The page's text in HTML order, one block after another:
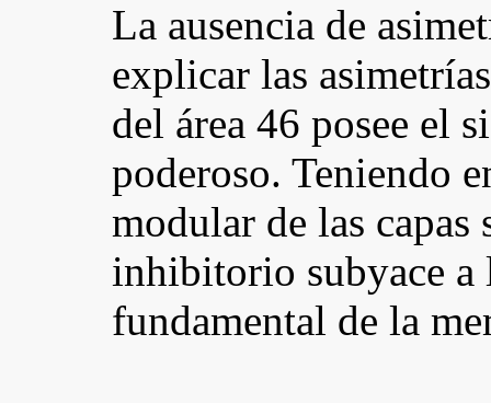
La ausencia de
explicar las
del área 46 posee el
poderoso. Teniendo
modular de las capas
inhibitorio subyace a
fundamental de la